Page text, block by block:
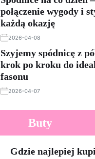
połączenie wygody i
każdą okazję
2026-04-08
Szyjemy spódnicę z
krok po kroku do
fasonu
2026-04-07
Buty
Gdzie najlepiej